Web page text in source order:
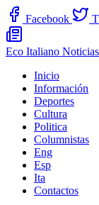
Facebook
Eco Italiano
Inicio
Información
Deportes
Cultura
Politica
Columnistas
Eng
Esp
Ita
Contactos